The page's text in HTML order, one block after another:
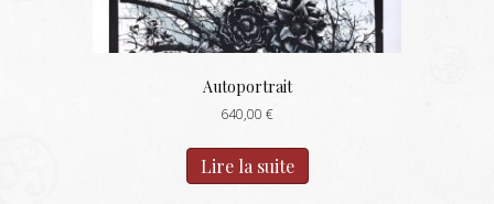
Autoportrait
640,00 €
Lire la suite